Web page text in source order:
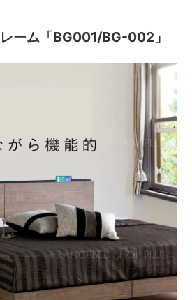
ーム「BG001/BG-002」